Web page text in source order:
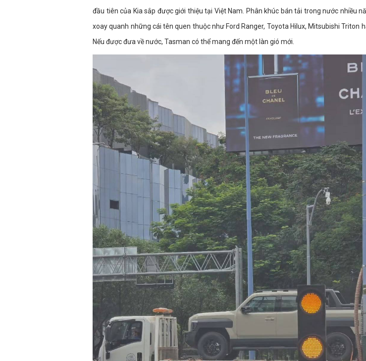
đầu tiên của Kia sắp được giới thiệu tại Việt Nam. Phân khúc bán tải trong nước nhiều
xoay quanh những cái tên quen thuộc như Ford Ranger, Toyota Hilux, Mitsubishi Triton
Nếu được đưa về nước, Tasman có thể mang đến một làn gió mới.